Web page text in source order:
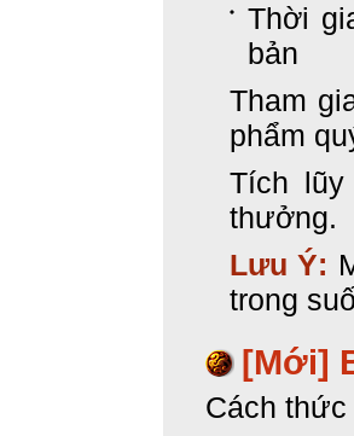
Thời
bản
Tham
phẩm
Tích
thưởng.
Lưu Ý:
trong
[Mới]
Cách